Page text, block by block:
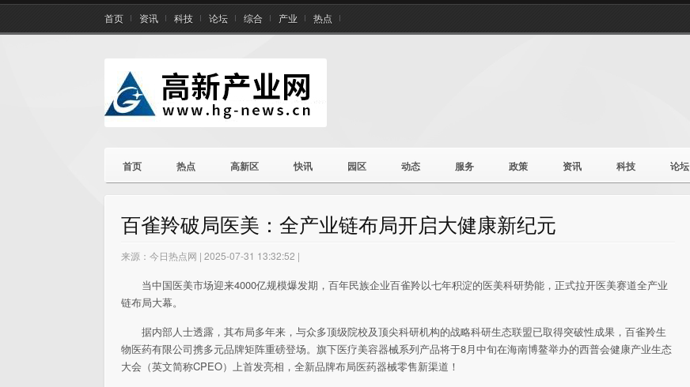
首页 资讯 科技 论坛 综合 产业 热点
首页 热点 高新区 快讯 园区 动态 服务 政策 资讯 科技 论坛
百雀羚破局医美：全产业链布局开启大健康新纪元
来源：今日热点网 | 2025-07-31 13:32:52 |
当中国医美市场迎来4000亿规模爆发期， 百年民族企业百雀羚以七年积淀的医美科研势能，正式拉开医美赛道全产业
链布局大幕。
据内部人士透露，其布局多年来，与众多顶级院校及顶尖科研机构的战略科研生态联盟已取得突破性成果，百雀羚生
物医药有限公司携多元品牌矩阵重磅登场。旗下医疗美容器械系列产品将于8月中旬在海南博鳌举办的西普会健康产业生态
大会（英文简称CPEO）上首发亮相，全新品牌布局医药器械零售新渠道！